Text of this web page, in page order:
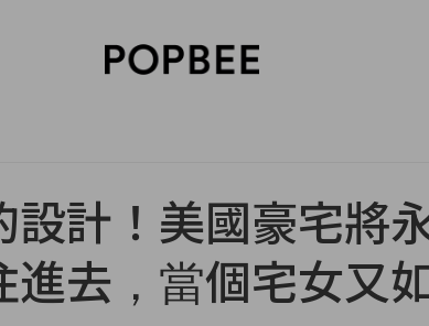
設計！美國豪宅將
進去，當個宅女又